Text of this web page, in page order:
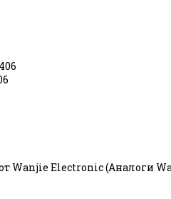
Electronic (Аналоги